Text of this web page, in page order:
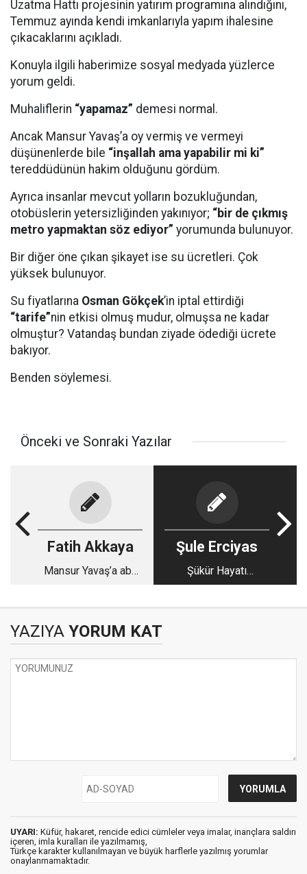
Uzatma Hattı projesinin yatırım programına alındığını,
Temmuz ayında kendi imkanlarıyla yapım ihalesine
çıkacaklarını açıkladı.
Konuyla ilgili haberimize sosyal medyada yüzlerce
yorum geldi.
Muhaliflerin “yapamaz” demesi normal.
Ancak Mansur Yavaş’a oy vermiş ve vermeyi
düşünenlerde bile “inşallah ama yapabilir mi ki”
tereddüdünün hakim olduğunu gördüm.
Ayrıca insanlar mevcut yolların bozukluğundan,
otobüslerin yetersizliğinden yakınıyor; “bir de çıkmış
metro yapmaktan söz ediyor” yorumunda bulunuyor.
Bir diğer öne çıkan şikayet ise su ücretleri. Çok
yüksek bulunuyor.
Su fiyatlarına Osman Gökçek’in iptal ettirdiği
“tarife”nin etkisi olmuş mudur, olmuşsa ne kadar
olmuştur? Vatandaş bundan ziyade ödediği ücrete
bakıyor.
Benden söylemesi.
Önceki ve Sonraki Yazılar
Fatih Akkaya
Mansur Yavaş’a aba
Şule Erciyas
Şükür Hayatı
Güzelleştirir
YAZIYA YORUM KAT
UYARI: Küfür, hakaret, rencide edici cümleler veya imalar, inançlara saldırı
içeren, imla kuralları ile yazılmamış,
Türkçe karakter kullanılmayan ve büyük harflerle yazılmış yorumlar
onaylanmamaktadır.